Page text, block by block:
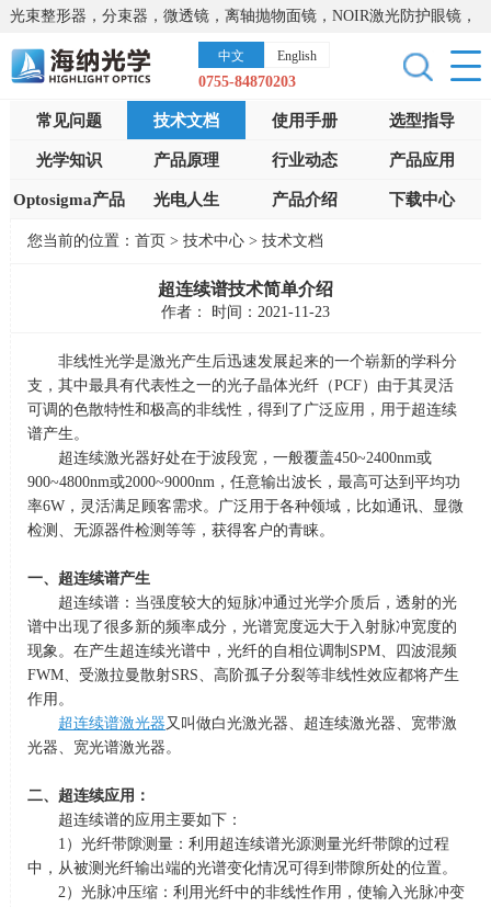
光束整形器，分束器，微透镜，离轴抛物面镜，NOIR激光防护眼镜，
太阳能模拟器，显微镜载物台，激光器，光谱仪，红外热像仪，激光
晶体
中文 English
0755-84870203
常见问题 技术文档 使用手册 选型指导
光学知识 产品原理 行业动态 产品应用
Optosigma产品 光电人生 产品介绍 下载中心
您当前的位置： 首页 > 技术中心 > 技术文档
超连续谱技术简单介绍
作者： 时间：2021-11-23
非线性光学是激光产生后迅速发展起来的一个崭新的学科分
支，其中最具有代表性之一的光子晶体光纤（PCF）由于其灵活
可调的色散特性和极高的非线性，得到了广泛应用，用于超连续
谱产生。
超连续激光器好处在于波段宽，一般覆盖450~2400nm或
900~4800nm或2000~9000nm，任意输出波长，最高可达到平均功
率6W，灵活满足顾客需求。广泛用于各种领域，比如通讯、显微
检测、无源器件检测等等，获得客户的青睐。
一、超连续谱产生
超连续谱：当强度较大的短脉冲通过光学介质后，透射的光
谱中出现了很多新的频率成分，光谱宽度远大于入射脉冲宽度的
现象。在产生超连续光谱中，光纤的自相位调制 SPM、四波混频
FWM、受激拉曼散射SRS、高阶孤子分裂等非线性效应都将产生
作用。
超连续谱激光器 又叫做白光激光器、超连续激光器、宽带激
光器、宽光谱激光器。
二、超连续应用：
超连续谱的应用主要如下：
1）光纤带隙测量：利用超连续谱光源测量光纤带隙的过程
中，从被测光纤输出端的光谱变化情况可得到带隙所处的位置。
2）光脉冲压缩：利用光纤中的非线性作用，使输入光脉冲变